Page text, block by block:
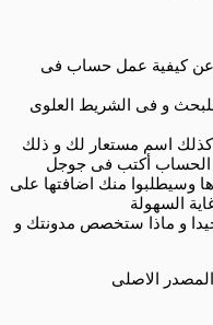
عن كيفية عمل حساب فى
و فى الشريط العلوى
اسم مستعار لك و ذلك
أكتب فى جوجل
وسيطلبوا منك اضافتها على
السهولة
و ماذا ستخصص مدونتك و
الاصلى